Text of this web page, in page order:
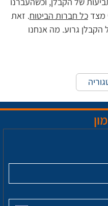
מצד כל חברות הביטוח. זאת
הקבלן גרוע. מה אנחנו